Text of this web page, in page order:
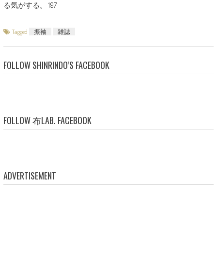
る気がする。 197
Tagged 振袖 雑誌
FOLLOW SHINRINDO’S FACEBOOK
FOLLOW 布LAB. FACEBOOK
ADVERTISEMENT